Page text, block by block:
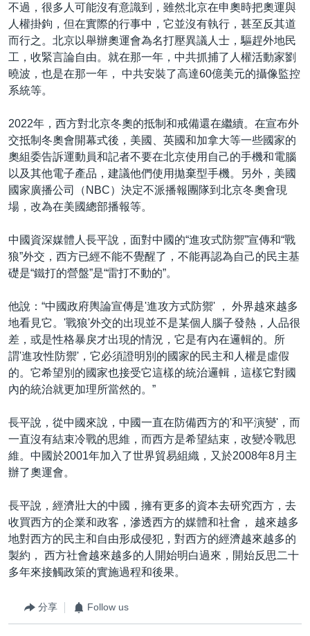
不過，很多人可能沒有意識到，雖然北京在申奧時把奧運與
人權掛鉤，但在實際的行事中，它並沒有執行，甚至反其道
而行之。北京以舉辦奧運會為名打壓異議人士，驅趕外地民
工，收緊言論自由。就在那一年，中共抓捕了人權活動家劉
曉波，也是在那一年， 中共安裝了高達60億美元的攝像監控
系統等。
2022年，西方對北京冬奧的抵制和戒備還在繼續。在宣布外
交抵制冬奧會開幕式後，美國、英國和加拿大等一些國家的
奧組委告訴運動員和記者不要在北京使用自己的手機和電腦
以及其他電子產品，建議他們使用拋棄型手機。另外，美國
國家廣播公司（NBC）決定不派播報團隊到北京冬奧會現
場，改為在美國總部播報等。
中國資深媒體人長平說，面對中國的“進攻式防禦”宣傳和“戰
狼”外交，西方已經不能不覺醒了，不能再認為自己的民主基
礎是“鐵打的營盤”是“雷打不動的”。
他說：“中國政府輿論宣傳是'進攻方式防禦' ， 外界越來越多
地看見它。'戰狼'外交的出現並不是某個人腦子發熱，人品很
差，或是性格暴戾才出現的情況，它是有內在邏輯的。所
謂'進攻性防禦'，它必須證明別的國家的民主和人權是虛假
的。它希望別的國家也接受它這樣的統治邏輯，這樣它對國
內的統治就更加理所當然的。”
長平說，從中國來說，中國一直在防備西方的'和平演變'，而
一直沒有結束冷戰的思維，而西方是希望結束，改變冷戰思
維。中國於2001年加入了世界貿易組織，又於2008年8月主
辦了奧運會。
長平說，經濟壯大的中國，擁有更多的資本去研究西方，去
收買西方的企業和政客，滲透西方的媒體和社會， 越來越多
地對西方的民主和自由形成侵犯，對西方的經濟越來越多的
製約， 西方社會越來越多的人開始明白過來，開始反思二十
多年來接觸政策的實施過程和後果。
分享 Follow us